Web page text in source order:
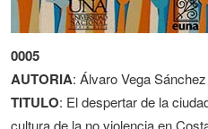
0005
AUTORIA: Álvaro Vega Sánchez
TITULO: El despertar de la
cultura de la no violencia en